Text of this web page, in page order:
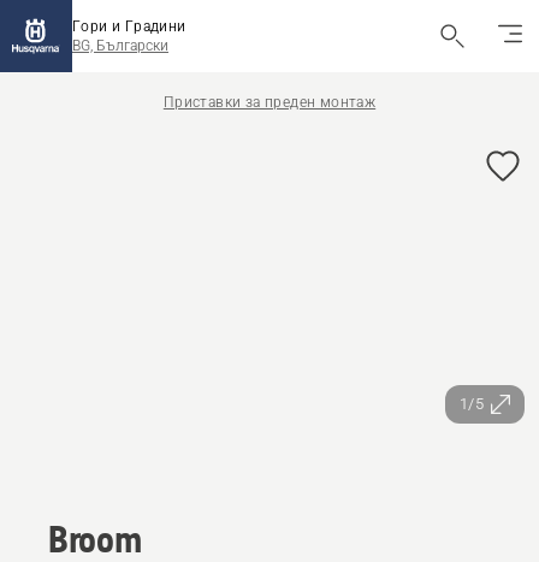
Гори и Градини
BG, Български
Приставки за преден монтаж
1/5
Broom